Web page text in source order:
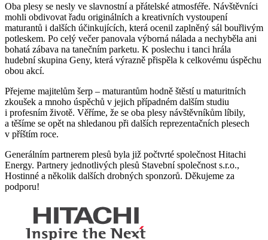
Oba plesy se nesly ve slavnostní a přátelské atmosféře. Návštěvníci
mohli obdivovat řadu originálních a kreativních vystoupení
maturantů i dalších účinkujících, která ocenil zaplněný sál bouřlivým
potleskem. Po celý večer panovala výborná nálada a nechyběla ani
bohatá zábava na tanečním parketu. K poslechu i tanci hrála
hudební skupina Geny, která výrazně přispěla k celkovému úspěchu
obou akcí.
Přejeme majitelům šerp – maturantům hodně štěstí u maturitních
zkoušek a mnoho úspěchů v jejich případném dalším studiu
i profesním životě. Věříme, že se oba plesy návštěvníkům líbily,
a těšíme se opět na shledanou při dalších reprezentačních plesech
v příštím roce.
Generálním partnerem plesů byla již počtvrté společnost Hitachi
Energy. Partnery jednotlivých plesů Stavební společnost s.r.o.,
Hostinné a několik dalších drobných sponzorů. Děkujeme za
podporu!